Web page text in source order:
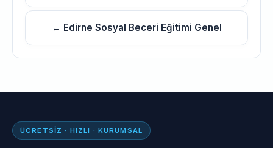
← Edirne Sosyal Beceri Eğitimi Genel
ÜCRETSIZ · HIZLI · KURUMSAL